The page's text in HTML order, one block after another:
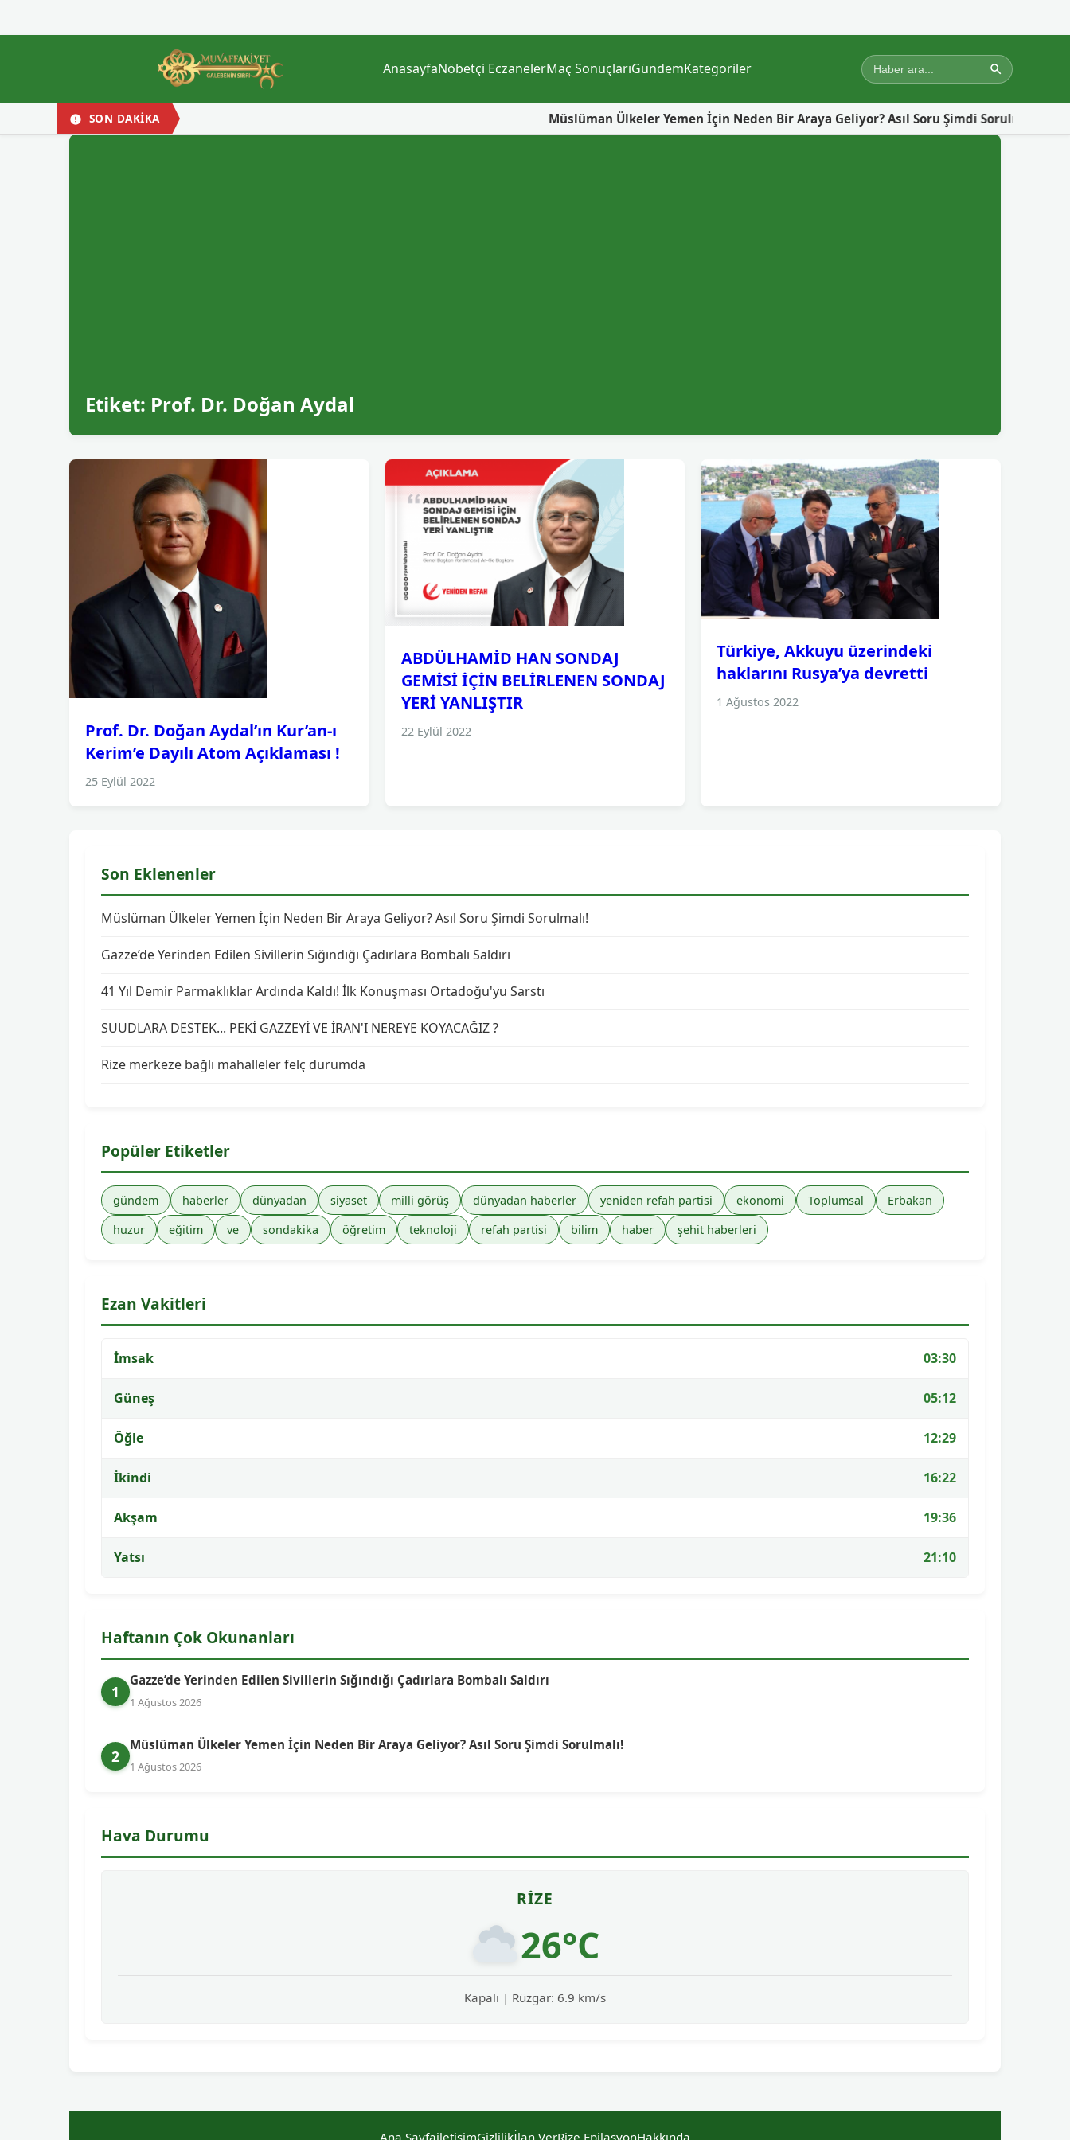
AnasayfaNöbetçi EczanelerMaç SonuçlarıGündemKategoriler
SON DAKİKA Müslüman Ülkeler Yemen İçin Neden Bir Araya Geliyor? Asıl Soru Şimdi Sorulmalı! Gazze’de
Etiket: Prof. Dr. Doğan Aydal
Prof. Dr. Doğan Aydal’ın Kur’an-ı
Kerim’e Dayılı Atom Açıklaması !
25 Eylül 2022
ABDÜLHAMİD HAN SONDAJ
GEMİSİ İÇİN BELİRLENEN SONDAJ
YERİ YANLIŞTIR
22 Eylül 2022
Türkiye, Akkuyu üzerindeki
haklarını Rusya’ya devretti
1 Ağustos 2022
Son Eklenenler
Müslüman Ülkeler Yemen İçin Neden Bir Araya Geliyor? Asıl Soru Şimdi Sorulmalı!
Gazze’de Yerinden Edilen Sivillerin Sığındığı Çadırlara Bombalı Saldırı
41 Yıl Demir Parmaklıklar Ardında Kaldı! İlk Konuşması Ortadoğu'yu Sarstı
SUUDLARA DESTEK... PEKİ GAZZEYİ VE İRAN'I NEREYE KOYACAĞIZ ?
Rize merkeze bağlı mahalleler felç durumda
Popüler Etiketler
gündem haberler dünyadan siyaset milli görüş dünyadan haberler yeniden refah partisi ekonomi Toplumsal
Erbakan
huzur
eğitim ve sondakika öğretim teknoloji refah partisi bilim haber şehit haberleri
Ezan Vakitleri
İmsak 03:30
Güneş 05:12
Öğle 12:29
İkindi 16:22
Akşam 19:36
Yatsı 21:10
Haftanın Çok Okunanları
1
Gazze’de Yerinden Edilen Sivillerin Sığındığı Çadırlara Bombalı Saldırı
1 Ağustos 2026
2
Müslüman Ülkeler Yemen İçin Neden Bir Araya Geliyor? Asıl Soru Şimdi Sorulmalı!
1 Ağustos 2026
Hava Durumu
RIZE
26°C
Kapalı | Rüzgar: 6.9 km/s